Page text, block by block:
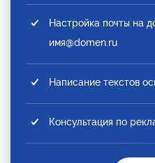
Настройка почты на
имя@domen.ru
Написание текстов
Консультация по